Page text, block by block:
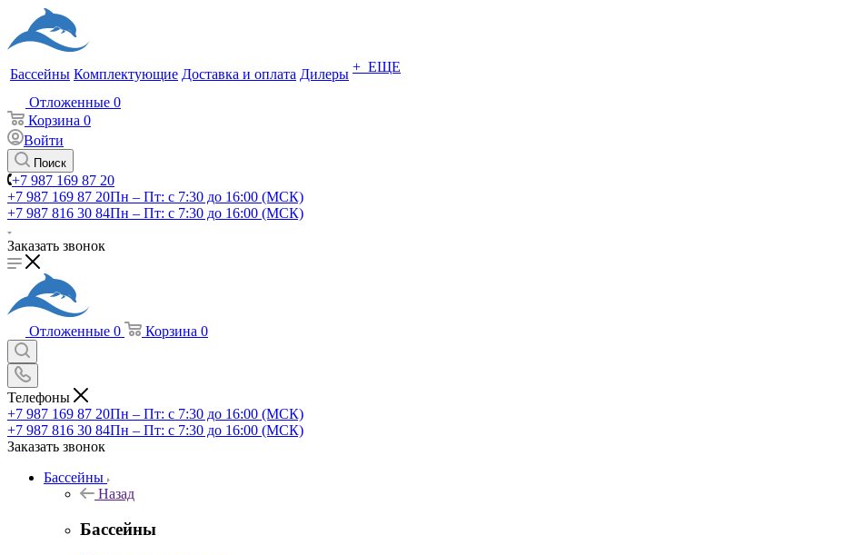
Бассейны Комплектующие Доставка и оплата Дилеры + ЕЩЕ
Отложенные 0
Корзина 0
Войти
Поиск
+7 987 169 87 20
+7 987 169 87 20Пн – Пт: с 7:30 до 16:00 (МСК)
+7 987 816 30 84Пн – Пт: с 7:30 до 16:00 (МСК)
Заказать звонок
Отложенные 0 Корзина 0
Телефоны
+7 987 169 87 20Пн – Пт: с 7:30 до 16:00 (МСК)
+7 987 816 30 84Пн – Пт: с 7:30 до 16:00 (МСК)
Заказать звонок
Бассейны
Назад
Бассейны